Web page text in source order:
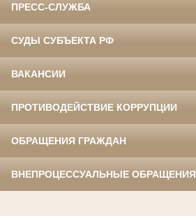
ПРЕСС-СЛУЖБА
СУДЫ СУБЪЕКТА РФ
ВАКАНСИИ
ПРОТИВОДЕЙСТВИЕ КОРРУПЦИИ
ОБРАЩЕНИЯ ГРАЖДАН
ВНЕПРОЦЕССУАЛЬНЫЕ ОБРАЩЕНИЯ